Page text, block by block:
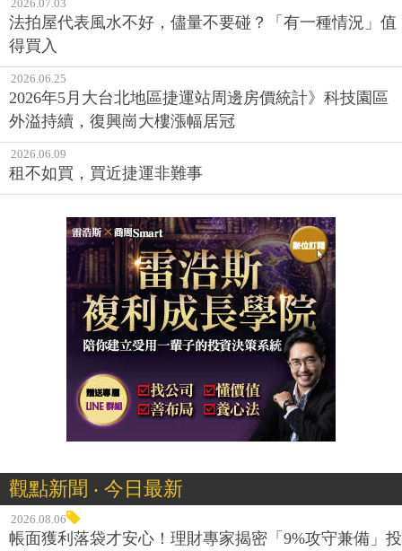
2026.07.03
法拍屋代表風水不好，儘量不要碰？「有一種情況」值
得買入
2026.06.25
2026年5月大台北地區捷運站周邊房價統計》科技園區
外溢持續，復興崗大樓漲幅居冠
2026.06.09
租不如買，買近捷運非難事
觀點新聞 ‧ 今日最新
2026.08.06
帳面獲利落袋才安心！理財專家揭密「9%攻守兼備」投